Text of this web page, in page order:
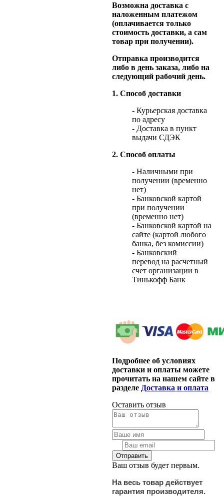
Возможна доставка с
наложенным платежом
(оплачивается только
стоимость доставки, а сам
товар при получении).
Отправка производится
либо в день заказа, либо на
следующий рабочий день.
1. Способ доставки
- Курьерская доставка
по адресу
- Доставка в пункт
выдачи СДЭК
2. Способ оплаты
- Наличными при
получении (временно
нет)
- Банковской картой
при получении
(временно нет)
- Банковской картой на
сайте (картой любого
банка, без комиссии)
- Банковский
перевод на расчетный
счет организации в
Тинькофф Банк
Подробнее об условиях
доставки и оплаты можете
прочитать на нашем сайте в
разделе Доставка и оплата
Оставить отзыв
Ваш отзыв будет первым.
На весь товар действует
гарантия производителя.